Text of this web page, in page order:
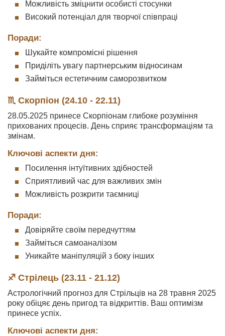
Можливість зміцнити особисті стосунки
Високий потенціал для творчої співпраці
Поради:
Шукайте компромісні рішення
Приділіть увагу партнерським відносинам
Займіться естетичним саморозвитком
♏ Скорпіон (24.10 - 22.11)
28.05.2025 принесе Скорпіонам глибоке розуміння
прихованих процесів. День сприяє трансформаціям та
змінам.
Ключові аспекти дня:
Посилення інтуїтивних здібностей
Сприятливий час для важливих змін
Можливість розкрити таємниці
Поради:
Довіряйте своїм передчуттям
Займіться самоаналізом
Уникайте маніпуляцій з боку інших
♐ Стрілець (23.11 - 21.12)
Астрологічний прогноз для Стрільців на 28 травня 2025
року обіцяє день пригод та відкриттів. Ваш оптимізм
принесе успіх.
Ключові аспекти дня: